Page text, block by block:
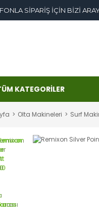
SİPARİŞ İÇİN BİZİ
KATEGORİLER
Olta Makineleri Surf